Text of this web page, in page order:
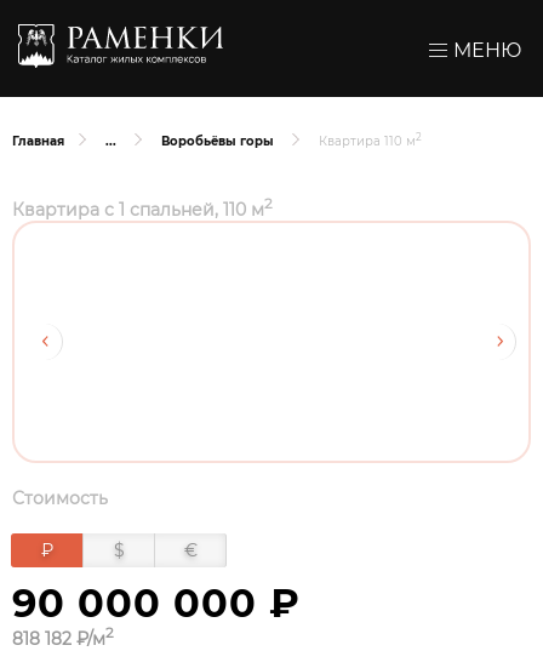
МЕНЮ
Главная Воробьёвы горы Квартира 110 м 2
Квартира с 1 спальней, 110 м2
Стоимость
₽ $ €
90 000 000 ₽
818 182 ₽/м2